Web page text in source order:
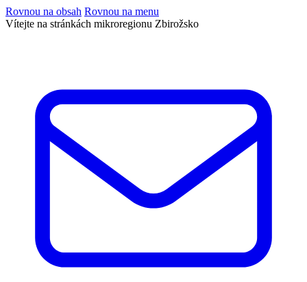
Rovnou na obsah Rovnou na menu
Vítejte na stránkách mikroregionu Zbirožsko